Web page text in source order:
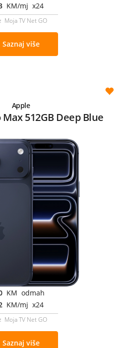
KM/mj x24
Moja TV Net GO
Saznaj više
Apple
512GB Deep Blue
KM odmah
KM/mj x24
Moja TV Net GO
Saznaj više